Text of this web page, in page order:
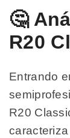
🤔
R20
Entrando
R20